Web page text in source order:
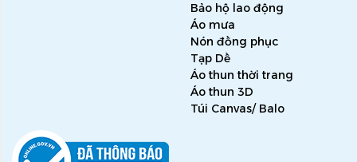
Bảo hộ lao động
Áo mưa
Nón đồng phục
Tạp Dề
Áo thun thời trang
Áo thun 3D
Túi Canvas/ Balo